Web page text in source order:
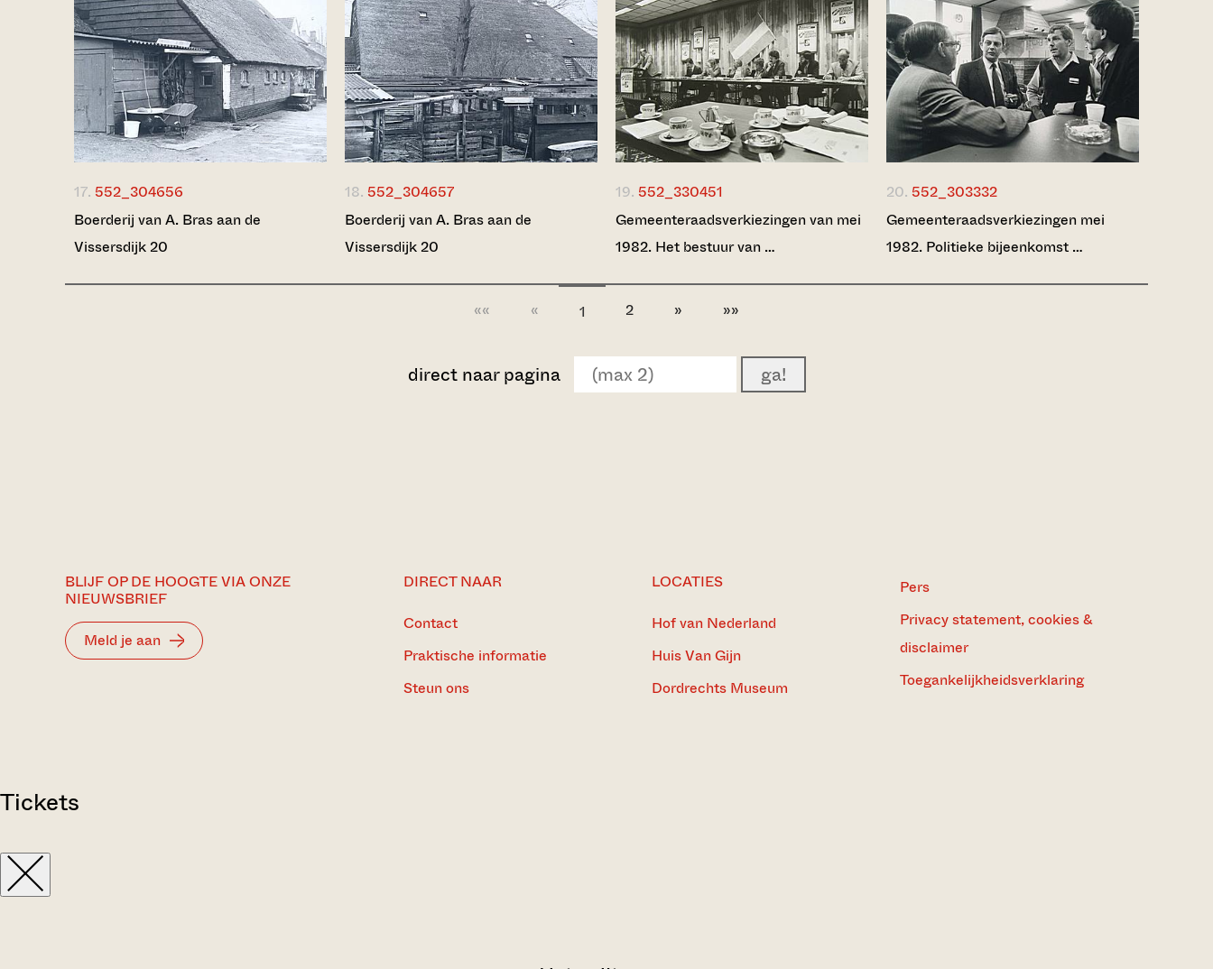
17. 552_304656
Boerderij van A. Bras aan de
Vissersdijk 20
18. 552_304657
Boerderij van A. Bras aan de
Vissersdijk 20
19. 552_330451
Gemeenteraadsverkiezingen van mei
1982. Het bestuur van …
20. 552_303332
Gemeenteraadsverkiezingen mei
1982. Politieke bijeenkomst …
«« « 1 2 » »»
direct naar pagina ga!
BLIJF OP DE HOOGTE VIA ONZE
NIEUWSBRIEF
Meld je aan
DIRECT NAAR
Contact
Praktische informatie
Steun ons
LOCATIES
Hof van Nederland
Huis Van Gijn
Dordrechts Museum
Pers
Privacy statement, cookies &
disclaimer
Toegankelijkheidsverklaring
Tickets